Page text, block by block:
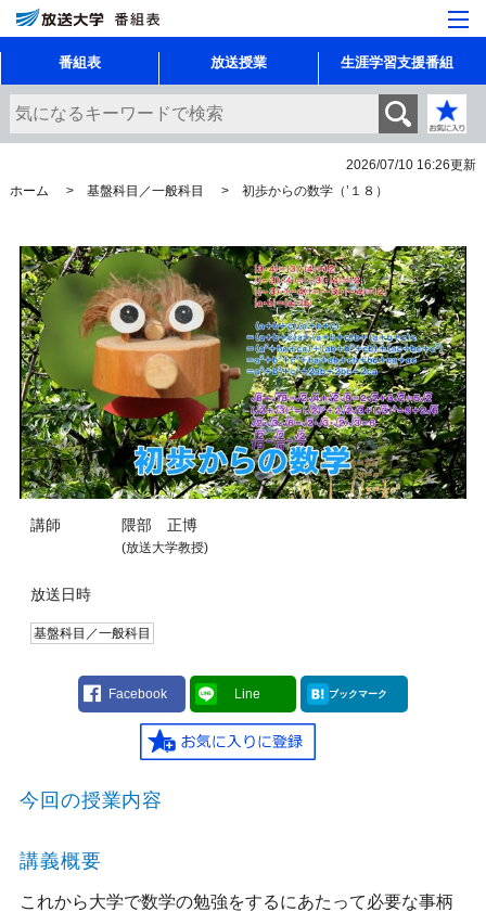
番組表 放送授業 生涯学習支援番組
2026/07/10 16:26更新
ホーム
基盤科目／一般科目 初歩からの数学（’１８）
講師 隈部 正博
(放送大学教授)
放送日時
基盤科目／一般科目
Facebook Line ブックマーク
今回の授業内容
講義概要
これから大学で数学の勉強をするにあたって必要な事柄